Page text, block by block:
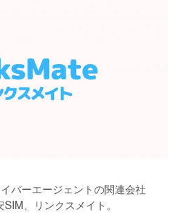
バーエージェントの関連会社
、リンクスメイト。